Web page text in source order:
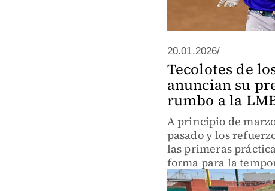
20.01.2026/
Tecolotes de
anuncian su
rumbo a la
A principio de
pasado y los
las primeras
forma para la